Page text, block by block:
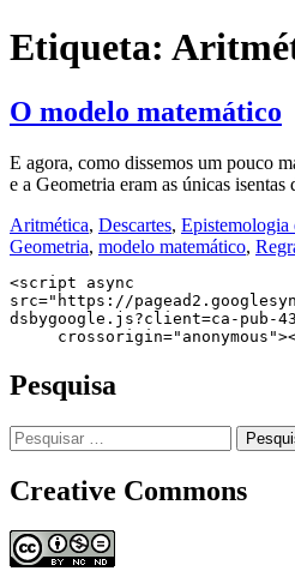
Etiqueta:
O modelo matemático
E agora, como dissemos um pouco
e a Geometria eram as únicas
Aritmética, Descartes, Epistemologia
Geometria, modelo matemático,
<script async
src="https://
dsbygoogle.js?client=ca-pub-
Pesquisa
Pesquisar
por:
Creative Commons